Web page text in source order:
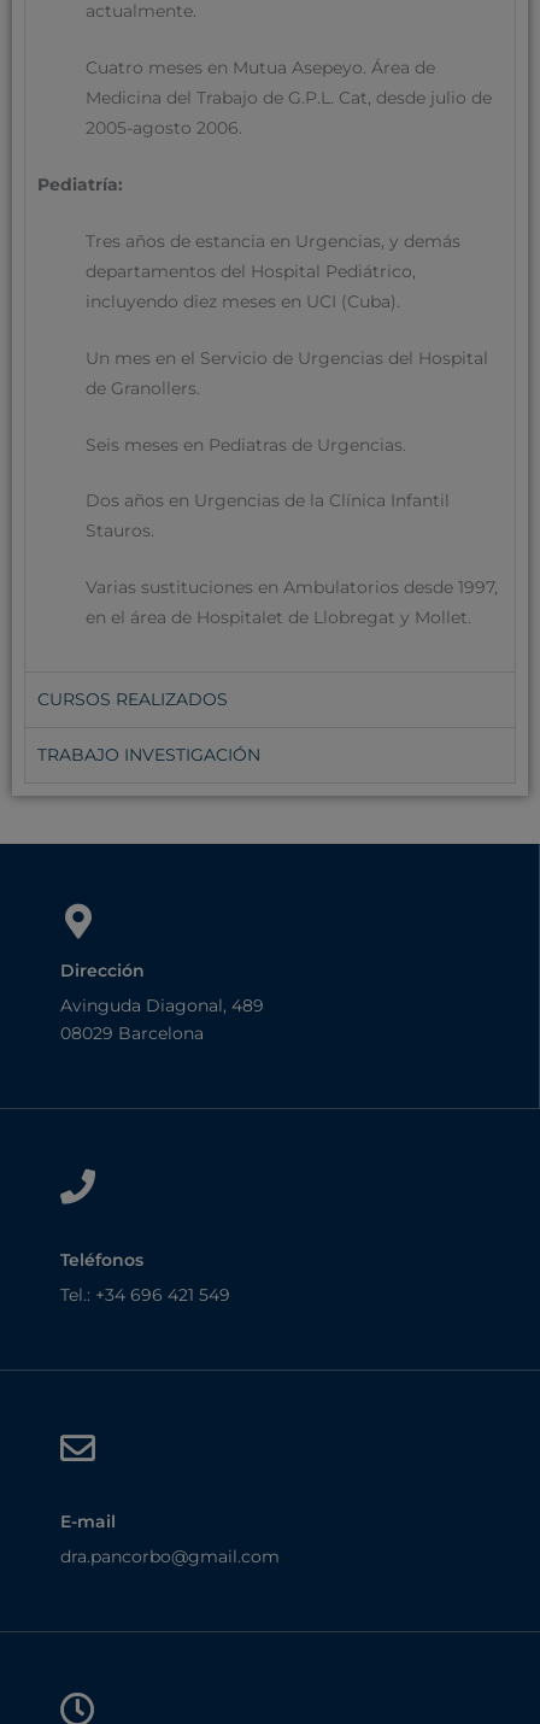
actualmente.
Cuatro meses en Mutua Asepeyo. Área de
Medicina del Trabajo de G.P.L. Cat, desde julio de
2005-agosto 2006.
Pediatría:
Tres años de estancia en Urgencias, y demás
departamentos del Hospital Pediátrico,
incluyendo diez meses en UCI (Cuba).
Un mes en el Servicio de Urgencias del Hospital
de Granollers.
Seis meses en Pediatras de Urgencias.
Dos años en Urgencias de la Clínica Infantil
Stauros.
Varias sustituciones en Ambulatorios desde 1997,
en el área de Hospitalet de Llobregat y Mollet.
CURSOS REALIZADOS
TRABAJO INVESTIGACIÓN
Dirección
Avinguda Diagonal, 489
08029 Barcelona
Teléfonos
Tel.: +34 696 421 549
E-mail
dra.pancorbo@gmail.com